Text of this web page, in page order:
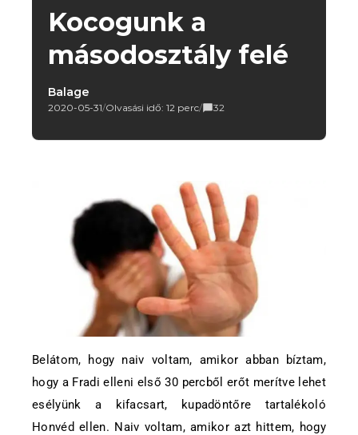
Kocogunk a
másodosztály felé
Balage
2020-05-31/Olvasási idő: 12 perc/ 32
Belátom, hogy naiv voltam, amikor abban bíztam,
hogy a Fradi elleni első 30 percből erőt merítve lehet
esélyünk a kifacsart, kupadöntőre tartalékoló
Honvéd ellen. Naiv voltam, amikor azt hittem, hogy